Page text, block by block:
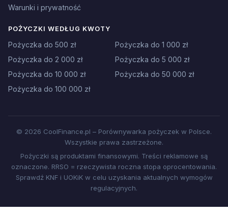
Warunki i prywatność
POŻYCZKI WEDŁUG KWOTY
Pożyczka do 500 zł
Pożyczka do 1 000 zł
Pożyczka do 2 000 zł
Pożyczka do 5 000 zł
Pożyczka do 10 000 zł
Pożyczka do 50 000 zł
Pożyczka do 100 000 zł
© 2026 CoolFinance.pl – Porównywarka pożyczek w Polsce.
Wszystkie prawa zastrzeżone.
Pożyczki są produktami finansowymi. Treści reklamowe są
oznaczone. RRSO = rzeczywista roczna stopa oprocentowania.
Sprawdź KNF i UOKiK w celu uzyskania aktualnych wymogów
regulacyjnych.